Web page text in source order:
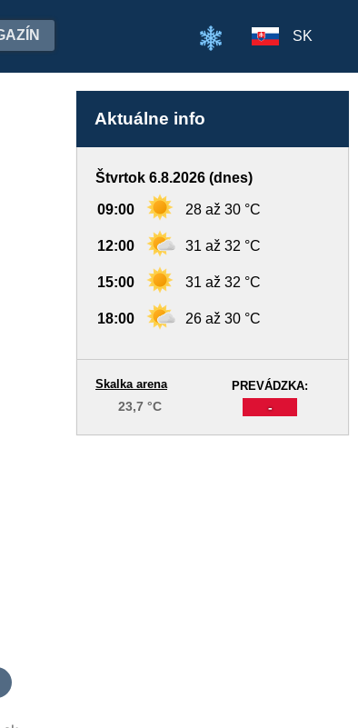
SK
Aktuálne info
Štvrtok 6.8.2026 (dnes)
09:00 28 až 30 °C
12:00 31 až 32 °C
15:00 31 až 32 °C
18:00 26 až 30 °C
PREVÁDZKA:
-
Skalka arena
23,7 °C